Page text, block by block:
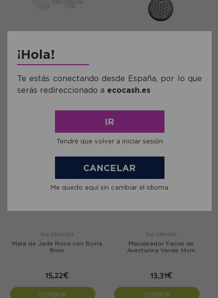
Huevo de Ema Cristal de Roca
en Bolsa de Organza
5,59€ 11,58€
Ref: DPH12534
Mala de Jade Rosa con Borla
8mm
15,22€
comprar
Ref: DPH14167
Masajeador Facial de
Aventurina Verde 14cm
13,31€
comprar
¡Hola!
Te estás conectando desde España, por lo que
serás redireccionado a ecocash.es
IR
Tendré que volver a iniciar sesión
CANCELAR
Me quedo aquí sin cambiar el idioma